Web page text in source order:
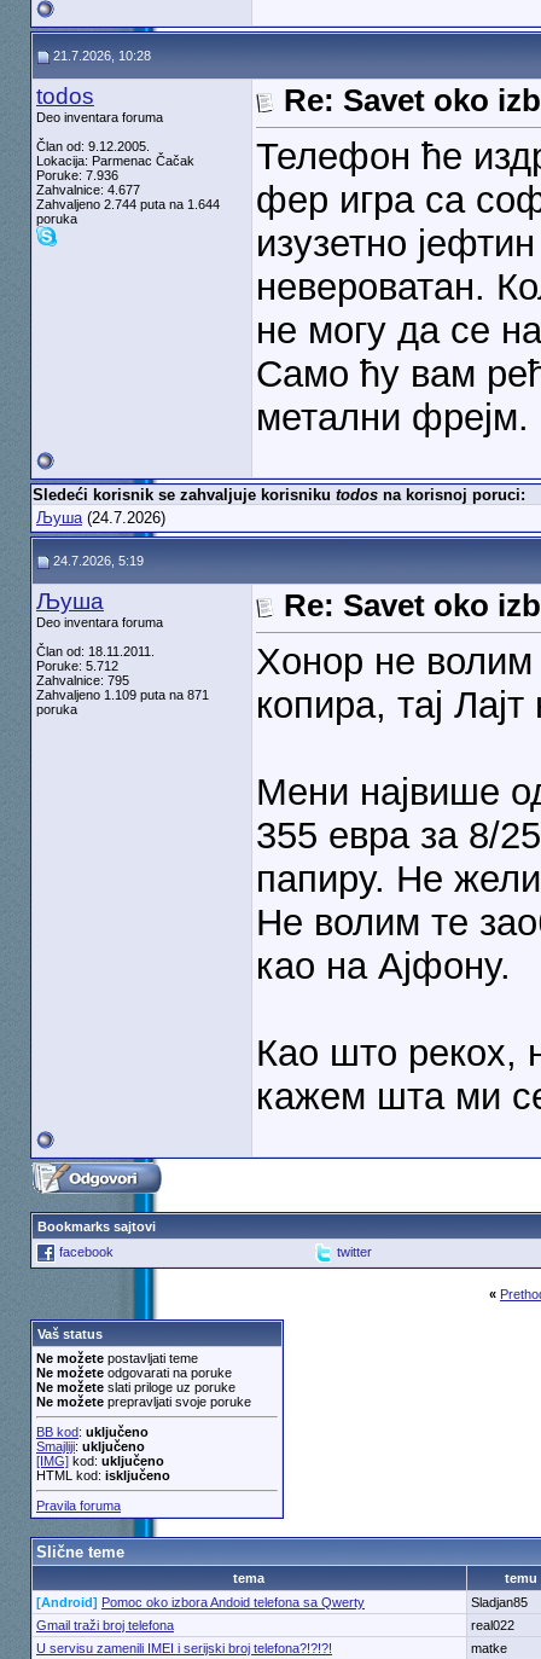
21.7.2026, 10:28
todos
Deo inventara foruma
Član od: 9.12.2005.
Lokacija: Parmenac Čačak
Poruke: 7.936
Zahvalnice: 4.677
Zahvaljeno 2.744 puta na 1.644
poruka
Re: Savet oko
Телефон ће
фер игра са
изузетно
невероватан.
не могу да се
Само ћу вам
метални фрејм.
Sledeći korisnik se zahvaljuje korisniku todosna korisnoj poruci:
Љуша(24.7.2026)
24.7.2026, 5:19
Љуша
Deo inventara foruma
Član od: 18.11.2011.
Poruke: 5.712
Zahvalnice: 795
Zahvaljeno 1.109 puta na 871
poruka
Re: Savet oko
Хонор не волим
копира, тај
Мени највише
355 евра за 8/
папиру. Не
Не волим те
као на Ајфону.
Као што рекох,
кажем шта ми
Bookmarks sajtovi
facebook
twitter
«
Vaš status
Ne možetepostavljati teme
Ne možeteodgovarati na poruke
Ne možeteslati priloge uz poruke
Ne možeteprepravljati svoje poruke
BB kod: uključeno
Smajliji: uključeno
[IMG]kod: uključeno
HTML kod: isključeno
Pravila foruma
Slične teme
tema
temu
[Android] Pomoc oko izbora Andoid telefona sa Qwerty
Sladjan85
Gmail traži broj telefona
real022
U servisu zamenili IMEI i serijski broj telefona?!?!?!
matke